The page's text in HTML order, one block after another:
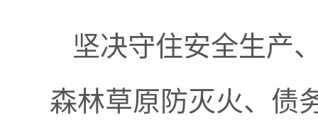
坚决守住安全生产
森林草原防灭火、债